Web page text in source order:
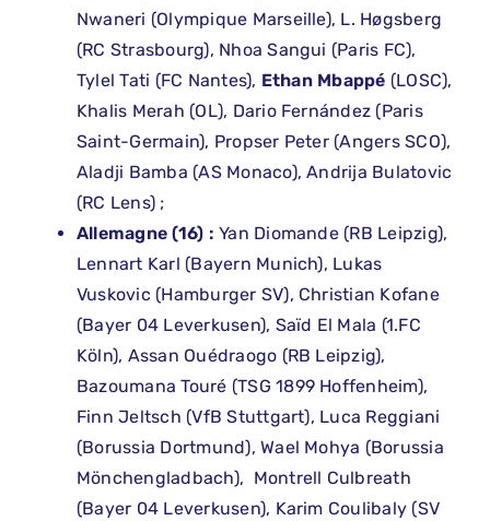
Nwaneri (Olympique Marseille), L. Høgsberg
(RC Strasbourg), Nhoa Sangui (Paris FC),
Tylel Tati (FC Nantes), Ethan Mbappé (LOSC),
Khalis Merah (OL), Dario Fernández (Paris
Saint-Germain), Propser Peter (Angers SCO),
Aladji Bamba (AS Monaco), Andrija Bulatovic
(RC Lens) ;
Allemagne (16) : Yan Diomande (RB Leipzig),
Lennart Karl (Bayern Munich), Lukas
Vuskovic (Hamburger SV), Christian Kofane
(Bayer 04 Leverkusen), Saïd El Mala (1.FC
Köln), Assan Ouédraogo (RB Leipzig),
Bazoumana Touré (TSG 1899 Hoffenheim),
Finn Jeltsch (VfB Stuttgart), Luca Reggiani
(Borussia Dortmund), Wael Mohya (Borussia
Mönchengladbach), Montrell Culbreath
(Bayer 04 Leverkusen), Karim Coulibaly (SV